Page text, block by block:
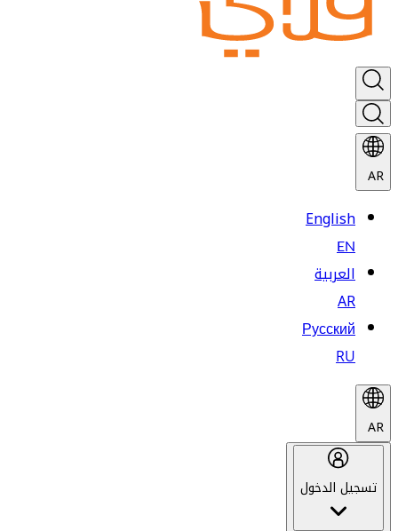
AR
English
EN
العربية
AR
Русский
RU
AR
تسجيل الدخول